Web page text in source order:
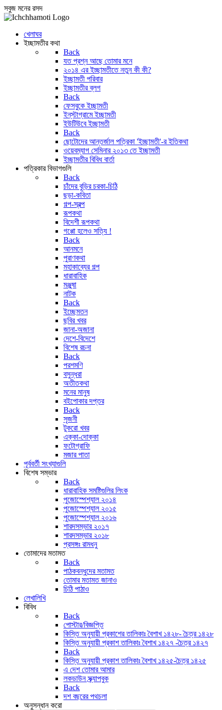
সবুজ মনের রসদ
খেলাঘর
ইচ্ছামতীর কথা
Back
যত প্রশ্ন আছে তোমার মনে
২০১৪ এর ইচ্ছামতীতে নতুন কী কী?
ইচ্ছামতী পরিবার
ইচ্ছামতীর ব্লগ
Back
ফেসবুকে ইচ্ছামতী
ইন্‌স্টাগ্রামে ইচ্ছামতী
ইউটিউবে ইচ্ছামতী
Back
ছোটোদের আন্তর্জাল পত্রিকা 'ইচ্ছামতী'-র ইতিকথা
ওয়েবম্যাগ সেমিনার ২০১৩ তে ইচ্ছামতী
ইচ্ছামতীর বিবিধ বার্তা
পত্রিকার বিভাগগুলি
Back
চাঁদের বুড়ির চরকা-চিঠি
ছড়া-কবিতা
গল্প-স্বল্প
রূপকথা
বিদেশী রূপকথা
গপ্পো হলেও সত্যি !
Back
আনমনে
পুরাণকথা
মহাকাব্যের গল্প
ধারাবাহিক
মঞ্জুষা
নাটক
Back
ইচ্ছেমতন
ছবির খবর
জানা-অজানা
দেশে-বিদেশে
বিশেষ রচনা
Back
পরশমণি
বসুন্ধরা
অতীতকথা
মনের মানুষ
বইপোকার দপ্তর
Back
সৃজনী
টুকরো খবর
এক্কা-দোক্কা
ফটোগ্রাফি
মজার পাতা
পূর্ববর্তী সংখ্যাগুলি
বিশেষ সম্ভার
Back
ধারাবাহিক সমষ্টিগুলির লিংক
পুজোস্পেশ্যাল ২০১৪
পুজোস্পেশ্যাল ২০১৫
পুজোস্পেশ্যাল ২০১৬
শারদসম্ভার ২০১৭
শারদসম্ভার ২০১৮
প্রসঙ্গঃ রামধনু
তোমাদের মতামত
Back
পাঠকবন্ধুদের মতামত
তোমার মতামত জানাও
চিঠি পাঠাও
লেখালিখি
বিবিধ
Back
পোস্টার/বিজ্ঞপ্তি
কিস্তি অনুযায়ী প্রকাশের তালিকাঃ বৈশাখ ১৪২৮- চৈত্র ১৪২৮
কিস্তি অনুযায়ী প্রকাশ তালিকাঃ বৈশাখ ১৪২৭ -চৈত্র ১৪২৭
Back
কিস্তি অনুযায়ী প্রকাশ তালিকাঃ বৈশাখ ১৪২৫-চৈত্র ১৪২৫
এ দেশ তোমার আমার
লকডাউন স্ক্র্যাপবুক
Back
দশ বছরের পথচলা
অনুসন্ধান করো